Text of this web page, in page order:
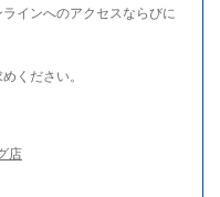
インへのアクセスならびに
ください。
店